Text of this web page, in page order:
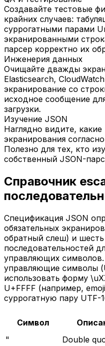
Создавайте тестовые
крайних случаев:
суррогатными парами
экранированными
парсер корректно их
Инженерия данных
Очищайте дважды
Elasticsearch,
экранирование со
исходное сообщение
загрузки.
Изучение JSON
Наглядно видите,
экранирования
Полезно для тех, кто
собственный JSON-
Справочник
Спецификация JSON
обязательных
обратный слеш) и
последовательностей
управляющих
управляющие символы
использовать форму
U+FFFF (например,
суррогатную пару UTF-
Символ
"
Double